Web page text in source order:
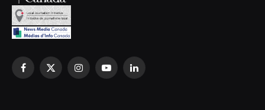
Facebook
X
InstagramYouTubeLinkedIn